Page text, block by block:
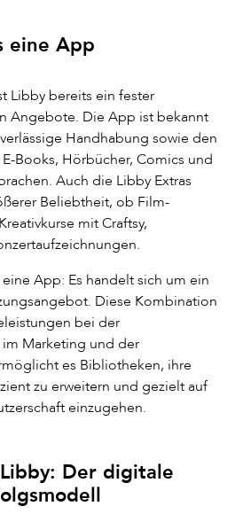
eine App
Libby bereits ein fester
Angebote. Die App ist bekannt
Handhabung sowie den
Books, Hörbücher, Comics und
Auch die Libby Extras
Beliebtheit, ob Film-
mit Craftsy,
App: Es handelt sich um ein
Diese Kombination
bei der
Marketing und der
es Bibliotheken, ihre
zu erweitern und gezielt auf
einzugehen.
Der digitale